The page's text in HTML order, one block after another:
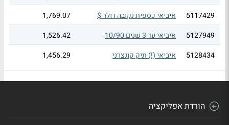
5117429
איביאי כספית נקובה דולר $
1,769.07
5127949
איביאי עד 3 שנים 10/90
1,526.42
5128434
איביאי (!) תיק קונצרני
1,456.29
5131628 מנוטרלת מט"ח
הורדת אפליקציה